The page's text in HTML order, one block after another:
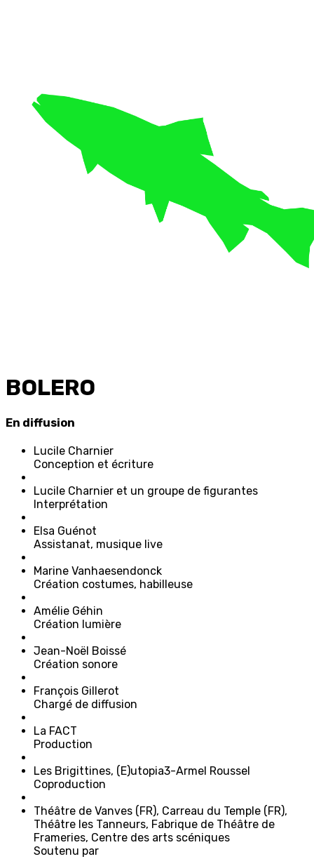
BOLERO
En diffusion
Lucile Charnier
Conception et écriture
Lucile Charnier et un groupe de figurantes
Interprétation
Elsa Guénot
Assistanat, musique live
Marine Vanhaesendonck
Création costumes, habilleuse
Amélie Géhin
Création lumière
Jean-Noël Boissé
Création sonore
François Gillerot
Chargé de diffusion
La FACT
Production
Les Brigittines, (E)utopia3-Armel Roussel
Coproduction
Théâtre de Vanves (FR), Carreau du Temple (FR),
Théâtre les Tanneurs, Fabrique de Théâtre de
Frameries, Centre des arts scéniques
Soutenu par